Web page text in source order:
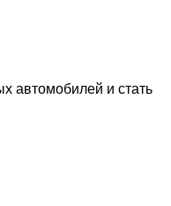
автомобилей и стать